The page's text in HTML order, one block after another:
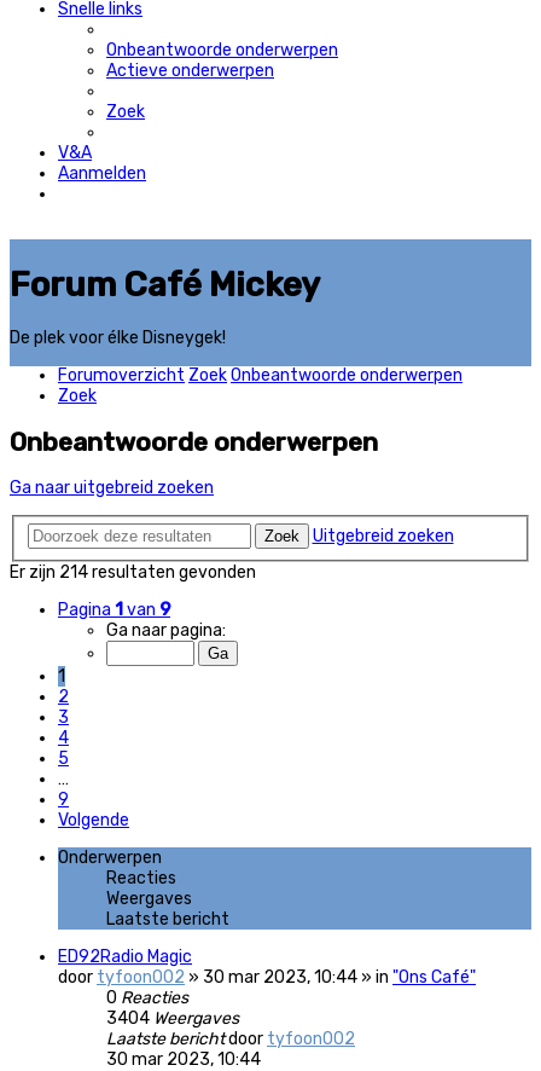
Snelle links
Onbeantwoorde onderwerpen
Actieve onderwerpen
Zoek
V&A
Aanmelden
Forum Café Mickey
De plek voor élke Disneygek!
Forumoverzicht ZoekOnbeantwoorde onderwerpen
Zoek
Onbeantwoorde onderwerpen
Ga naar uitgebreid zoeken
Zoek
Uitgebreid zoeken
Er zijn 214 resultaten gevonden
Pagina 1van 9
Ga naar pagina:
1
2
3
4
5
…
9
Volgende
Onderwerpen
Reacties
Weergaves
Laatste bericht
ED92Radio Magic
door tyfoon002 » 30 mar 2023, 10:44 » in "Ons Café"
0 Reacties
3404 Weergaves
Laatste berichtdoor tyfoon002
30 mar 2023, 10:44